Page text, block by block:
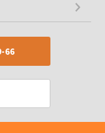
66